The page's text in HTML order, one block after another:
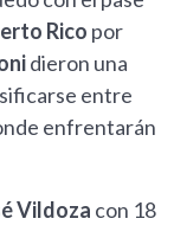
Rico por
dieron una
entre
enfrentarán
Vildoza con 18